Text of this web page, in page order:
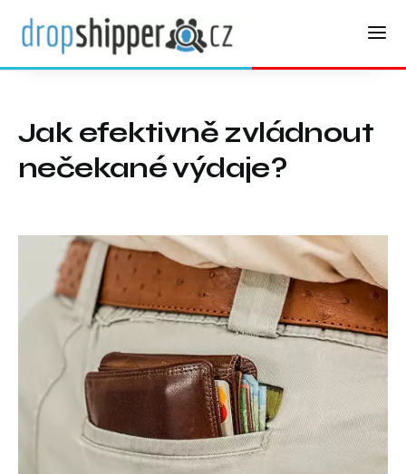
Jak efektivně zvládnout
nečekané výdaje?